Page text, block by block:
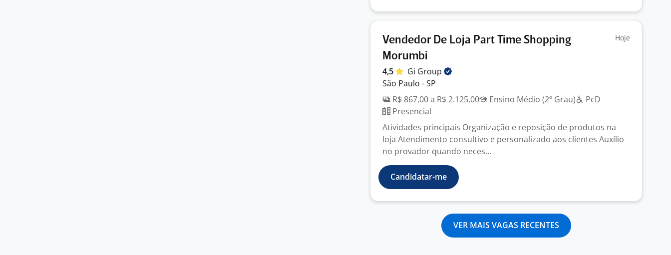
Vendedor De Loja Part Time Shopping
Morumbi
Hoje
4,5 Gi Group
São Paulo - SP
R$ 867,00 a R$ 2.125,00
Ensino Médio (2º Grau)
PcD
Presencial
Atividades principais Organização e reposição de produtos na
loja Atendimento consultivo e personalizado aos clientes Auxílio
no provador quando neces...
Candidatar-me
VER MAIS VAGAS RECENTES